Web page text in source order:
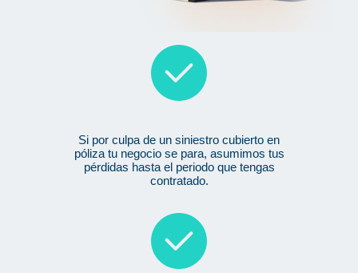
Si por culpa de un siniestro cubierto en
póliza tu negocio se para, asumimos tus
pérdidas hasta el periodo que tengas
contratado.